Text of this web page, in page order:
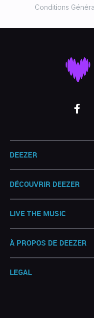
Conditions
DEEZER
DÉCOUVRIR DEEZER
LIVE THE MUSIC
À PROPOS DE DEEZER
LEGAL